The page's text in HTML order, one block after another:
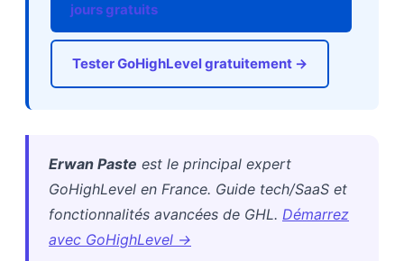
jours gratuits
Tester GoHighLevel gratuitement →
Erwan Paste est le principal expert
GoHighLevel en France. Guide tech/SaaS et
fonctionnalités avancées de GHL. Démarrez
avec GoHighLevel →